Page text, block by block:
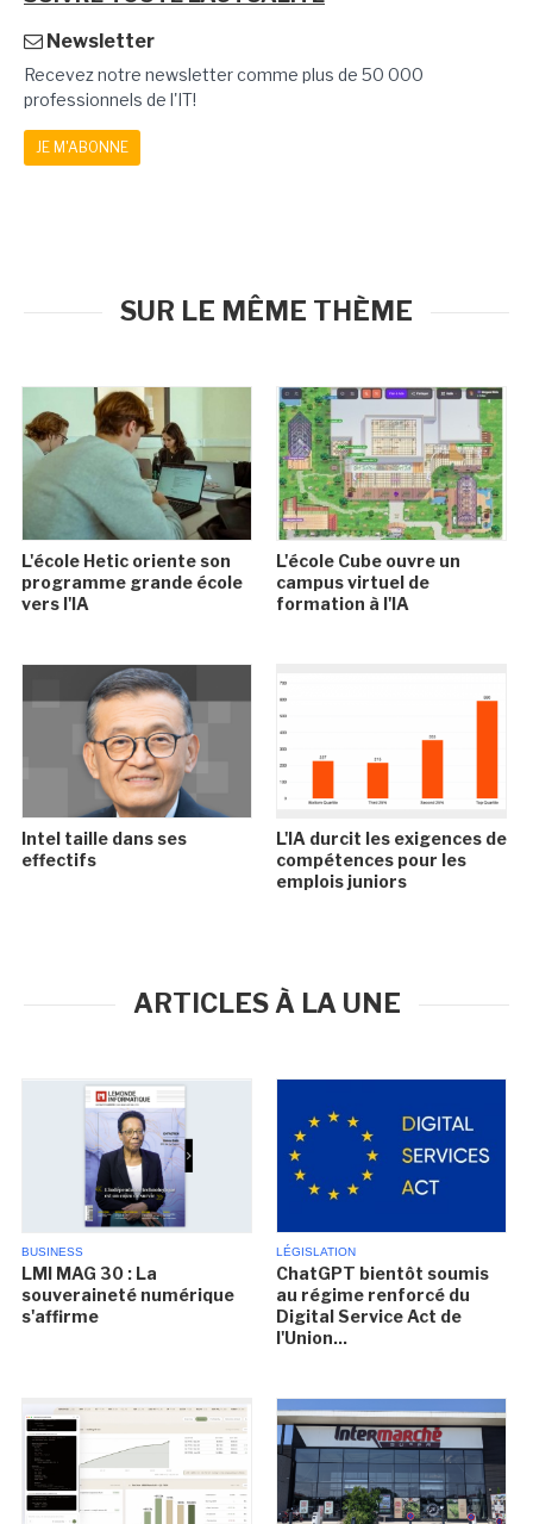
Newsletter
Recevez notre newsletter comme plus de 50 000
professionnels de l'IT!
JE M'ABONNE
SUR LE MÊME THÈME
L'école Hetic oriente son
programme grande école
vers l'IA
L'école Cube ouvre un
campus virtuel de
formation à l'IA
Intel taille dans ses
effectifs
L'IA durcit les exigences de
compétences pour les
emplois juniors
ARTICLES À LA UNE
BUSINESS
LMI MAG 30 : La
souveraineté numérique
s'affirme
LÉGISLATION
ChatGPT bientôt soumis
au régime renforcé du
Digital Service Act de
l'Union...